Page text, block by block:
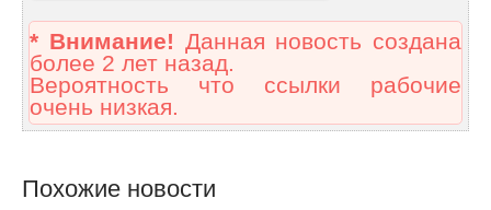
* Внимание! Данная новость создана
более 2 лет назад.
Вероятность что ссылки рабочие
очень низкая.
Похожие новости